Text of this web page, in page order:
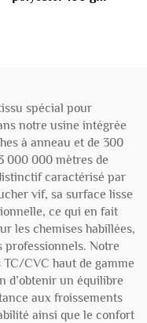
spécial pour
notre usine intégrée
à anneau et de 300
000 000 mètres de
caractérisé par
vif, sa surface lisse
ce qui en fait
les chemises habillées,
professionnels. Notre
CVC haut de gamme
d’obtenir un équilibre
aux froissements
ainsi que le confort